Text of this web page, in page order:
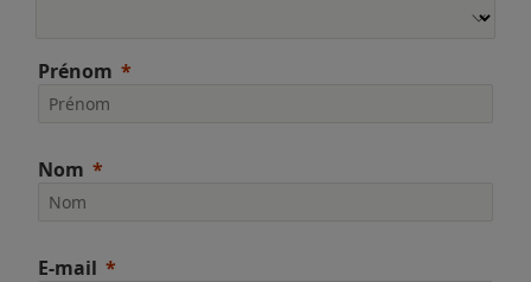
Prénom
Nom
E-mail